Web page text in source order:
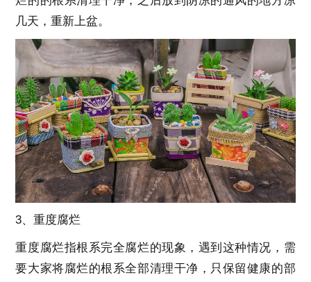
几天，重新上盆。
3、重度腐烂
重度腐烂指根系完全腐烂的现象，遇到这种情况，需
要大家将腐烂的根系全部清理干净，只保留健康的部